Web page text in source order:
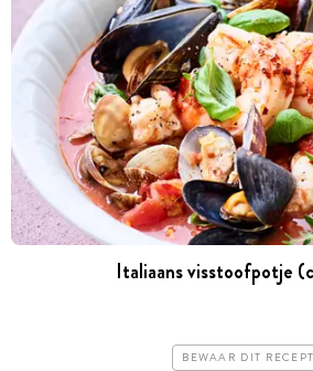
Italiaans visstoofpotje
BEWAAR DIT RECEPT